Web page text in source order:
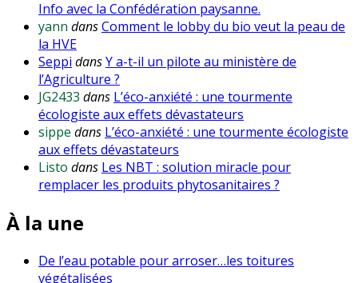
Info avec la Confédération paysanne.
yann dansComment le lobby du bio veut la peau de
la HVE
Seppi dansY a-t-il un pilote au ministère de
l’Agriculture ?
JG2433 dans L’éco-anxiété : une tourmente
écologiste aux effets dévastateurs
sippe dans L’éco-anxiété : une tourmente écologiste
aux effets dévastateurs
Listo dans Les NBT : solution miracle pour
remplacer les produits phytosanitaires ?
À la une
De l’eau potable pour arroser…les toitures
végétalisées